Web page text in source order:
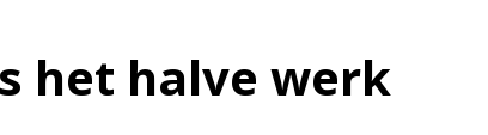
het halve werk